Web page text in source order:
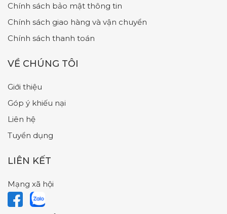
Chính sách bảo mật thông tin
Chính sách giao hàng và vận chuyển
Chính sách thanh toán
VỀ CHÚNG TÔI
Giới thiệu
Góp ý khiếu nại
Liên hệ
Tuyển dụng
LIÊN KẾT
Mạng xã hội